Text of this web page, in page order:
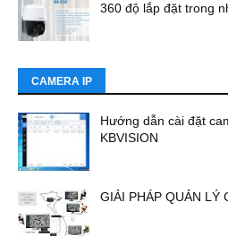
360 độ lắp đặt trong
CAMERA IP
Hướng dẫn cài đặt
KBVISION
GIẢI PHÁP QUẢN LÝ